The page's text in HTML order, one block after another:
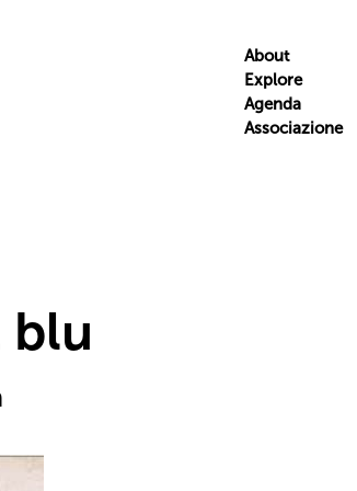
About
Explore
Agenda
Associazione
blu